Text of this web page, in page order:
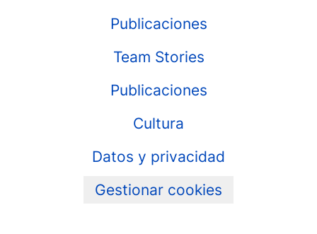
Publicaciones
Team Stories
Publicaciones
Cultura
Datos y privacidad
Gestionar cookies